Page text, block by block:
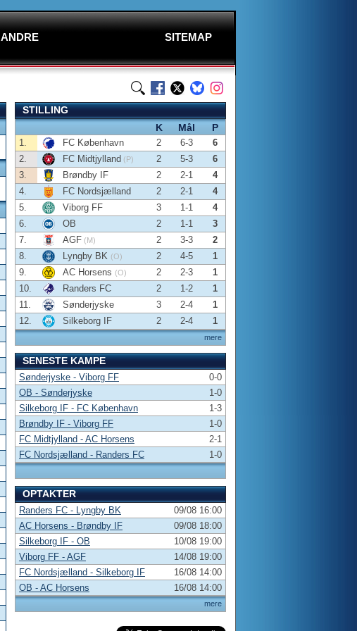
ANDRE SITEMAP
STILLING
K
Mål P
mere
1. FC København 2 6-3
6
2.
FC Midtjylland (P) 2 5-3
6
3.
Brøndby IF 2 2-1
4
4.
FC Nordsjælland 2 2-1
4
5.
Viborg FF 3 1-1
4
6.
OB 2 1-1
3
7.
AGF (M) 2 3-3
2
8.
Lyngby BK (O) 2 4-5
1
9.
AC Horsens (O) 2 2-3
1
10.
Randers FC 2 1-2
1
11.
Sønderjyske 3 2-4
1
12.
Silkeborg IF 2 2-4 1
SENESTE KAMPE
Sønderjyske - Viborg FF
0-0
OB - Sønderjyske
1-0
Silkeborg IF - FC København
1-3
Brøndby IF - Viborg FF
1-0
FC Midtjylland - AC Horsens
2-1
FC Nordsjælland - Randers FC
1-0
OPTAKTER
mere
Randers FC - Lyngby BK
09/08 16:00
AC Horsens - Brøndby IF
09/08 18:00
Silkeborg IF - OB
10/08 19:00
Viborg FF - AGF
14/08 19:00
FC Nordsjælland - Silkeborg IF
16/08 14:00
OB - AC Horsens
16/08 14:00